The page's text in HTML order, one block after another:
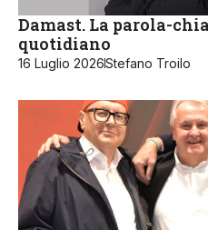
Damast. La parola-
quotidiano
16 Luglio 2026Stefano Troilo